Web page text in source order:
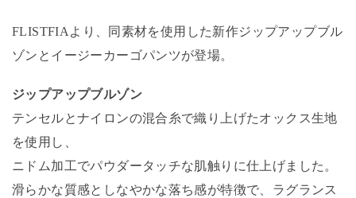
FLISTFIAより、同素材を使用した新作ジップアップブル
ゾンとイージーカーゴパンツが登場。
ジップアップブルゾン
テンセルとナイロンの混合糸で織り上げたオックス生地
を使用し、
ニドム加工でパウダータッチな肌触りに仕上げました。
滑らかな質感としなやかな落ち感が特徴で、ラグランス